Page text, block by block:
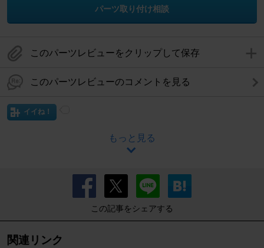
パーツ取り付け相談
このパーツレビューをクリップして保存
このパーツレビューのコメントを見る
イイね！
もっと見る
この記事をシェアする
関連リンク